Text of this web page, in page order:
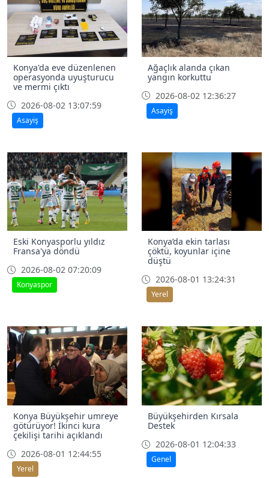
Konya'da eve düzenlenen
operasyonda uyuşturucu
ve mermi çıktı
2026-08-02 13:07:59
Asayiş
Ağaçlık alanda çıkan
yangın korkuttu
2026-08-02 12:36:27
Asayiş
Eski Konyasporlu yıldız
Fransa'ya döndü
2026-08-02 07:20:09
Konyaspor
Konya’da ekin tarlası
çöktü, koyunlar içine
düştü
2026-08-01 13:24:31
Yerel
Konya Büyükşehir umreye
götürüyor! İkinci kura
çekilişi tarihi açıklandı
2026-08-01 12:44:55
Yerel
Büyükşehirden Kırsala
Destek
2026-08-01 12:04:33
Genel